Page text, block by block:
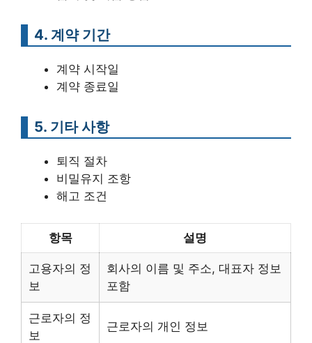
4. 계약 기간
계약 시작일
계약 종료일
5. 기타 사항
퇴직 절차
비밀유지 조항
해고 조건
항목 설명
고용자의 정
보
회사의 이름 및 주소, 대표자 정보
포함
근로자의 정
보
근로자의 개인 정보